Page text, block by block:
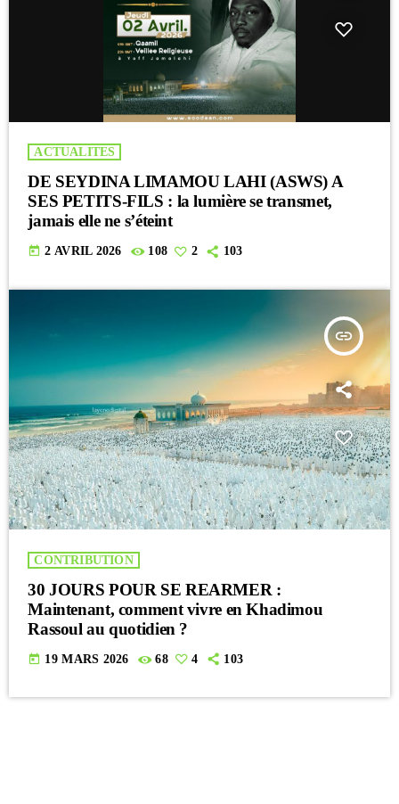
ACTUALITES
DE SEYDINA LIMAMOU LAHI (ASWS) A
SES PETITS-FILS : la lumière se transmet,
jamais elle ne s’éteint
today 2 AVRIL 2026 108 2 103
insert_link
CONTRIBUTION
30 JOURS POUR SE REARMER :
Maintenant, comment vivre en Khadimou
Rassoul au quotidien ?
today 19 MARS 2026 68 4 103